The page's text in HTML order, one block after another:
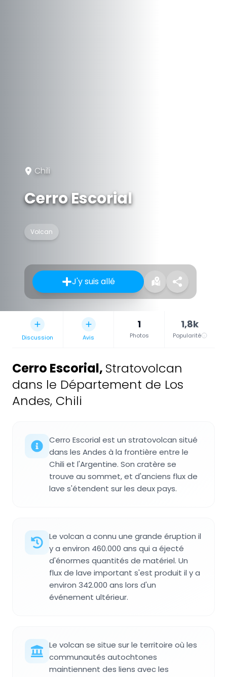
Chili
Cerro Escorial
Volcan
J'y suis allé
Discussion Avis
1
Photos
1,8k
Popularité
Cerro Escorial, Stratovolcan
dans le Département de Los
Andes, Chili
Cerro Escorial est un stratovolcan situé
dans les Andes à la frontière entre le
Chili et l'Argentine. Son cratère se
trouve au sommet, et d'anciens flux de
lave s'étendent sur les deux pays.
Le volcan a connu une grande éruption il
y a environ 460.000 ans qui a éjecté
d'énormes quantités de matériel. Un
flux de lave important s'est produit il y a
environ 342.000 ans lors d'un
événement ultérieur.
Le volcan se situe sur le territoire où les
communautés autochtones
maintiennent des liens avec les